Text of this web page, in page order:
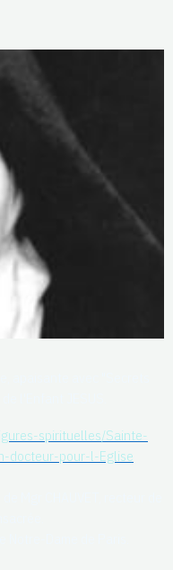
spirituelles/Sainte-
docteur-pour-l-Eglise